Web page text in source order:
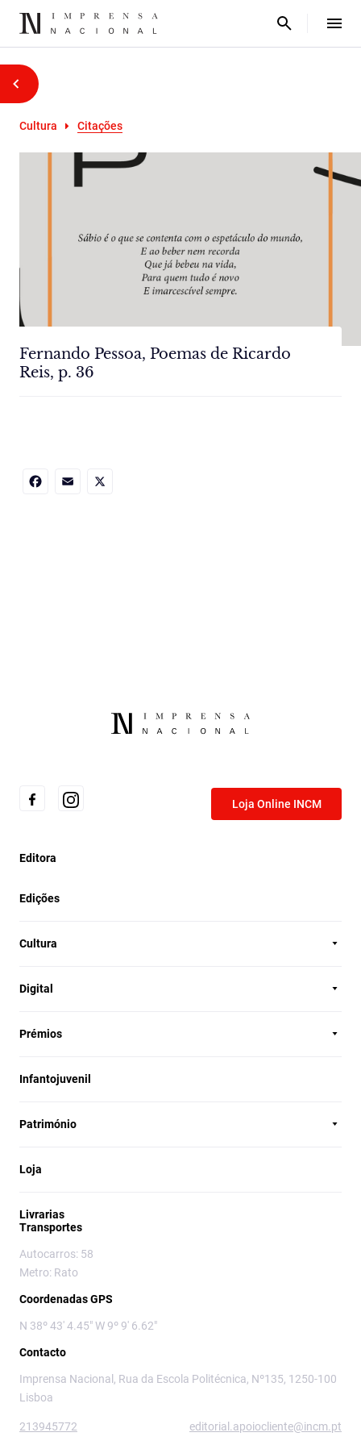
Cultura Citações
Fernando Pessoa, Poemas de Ricardo
Reis, p. 36
Loja Online INCM
Editora
Edições
Cultura
Digital
Prémios
Infantojuvenil
Património
Loja
Livrarias
Transportes
Autocarros: 58
Metro: Rato
Coordenadas GPS
N 38º 43' 4.45" W 9º 9' 6.62"
Contacto
Imprensa Nacional, Rua da Escola Politécnica, Nº135, 1250-100
Lisboa
213945772 editorial.apoiocliente@incm.pt